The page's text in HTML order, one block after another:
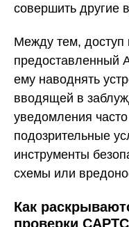
совершить другие
Между тем, доступ
предоставленный
ему наводнять
вводящей в
уведомления
подозрительные
инструменты
схемы или
Как
проверки